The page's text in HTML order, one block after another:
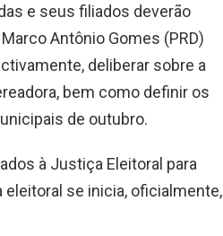
e seus filiados deverão
Antônio Gomes (PRD)
deliberar sobre a
bem como definir os
de outubro.
à Justiça Eleitoral para
se inicia, oficialmente,